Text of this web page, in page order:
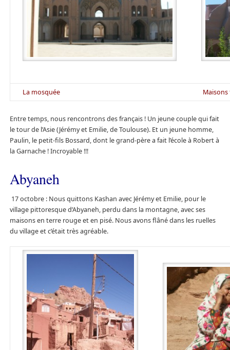
La mosquée
Entre temps, nous rencontrons des français ! Un jeune couple qui fait
le tour de l’Asie (Jérémy et Emilie, de Toulouse). Et un jeune homme,
Paulin, le petit-fils Bossard, dont le grand-père a fait l’école à Robert à
la Garnache ! Incroyable !!!
Abyaneh
17 octobre : Nous quittons Kashan avec Jérémy et Emilie, pour le
village pittoresque d’Abyaneh, perdu dans la montagne, avec ses
maisons en terre rouge et en pisé. Nous avons flâné dans les ruelles
du village et c’était très agréable.